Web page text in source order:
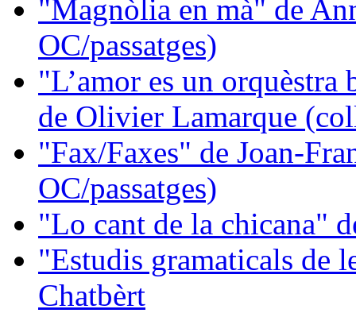
"Magnòlia en mà" de
OC/passatges)
"L’amor es un orquèstra
de Olivier Lamarque
"Fax/Faxes" de Joan-
OC/passatges)
"Lo cant de la chicana"
"Estudis gramaticals de
Chatbèrt